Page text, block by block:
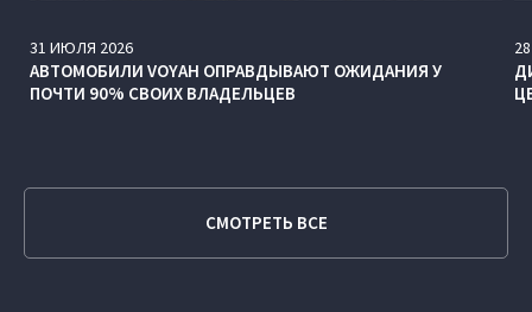
31 ИЮЛЯ 2026
АВТОМОБИЛИ VOYAH ОПРАВДЫВАЮТ ОЖИДАНИЯ У
ПОЧТИ 90% СВОИХ ВЛАДЕЛЬЦЕВ
28
СМОТРЕТЬ ВСЕ